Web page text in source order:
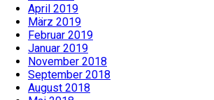
April 2019
März 2019
Februar 2019
Januar 2019
November 2018
September 2018
August 2018